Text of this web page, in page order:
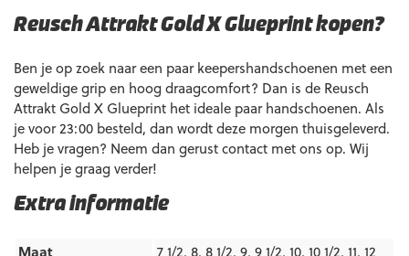
Extra informatie
Maat 7 1/2, 8, 8 1/2, 9, 9 1/2, 10, 10 1/2, 11, 12
Reusch Attrakt Gold X Glueprint kopen?
Ben je op zoek naar een paar keepershandschoenen met een
geweldige grip en hoog draagcomfort? Dan is de Reusch
Attrakt Gold X Glueprint het ideale paar handschoenen. Als
je voor 23:00 besteld, dan wordt deze morgen thuisgeleverd.
Heb je vragen? Neem dan gerust contact met ons op. Wij
helpen je graag verder!